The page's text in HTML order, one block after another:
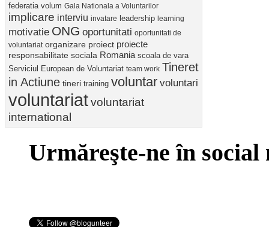
federatia volum Gala Nationala a Voluntarilor
implicare interviu invatare leadership learning
motivatie ONG oportunitati oportunitati de
voluntariat organizare proiect proiecte
responsabilitate sociala Romania scoala de vara
Serviciul European de Voluntariat team work Tineret
in Actiune tineri training voluntar voluntari
voluntariatvoluntariat
international
Urmăreşte-ne în social